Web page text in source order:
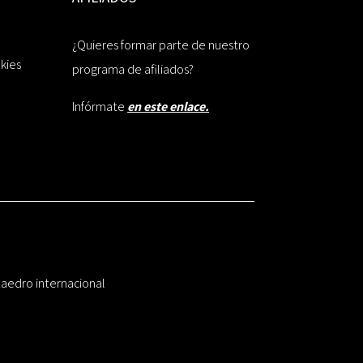
¿Quieres formar parte de nuestro
programa de afiliados?
Infórmate en este enlace.
internacional